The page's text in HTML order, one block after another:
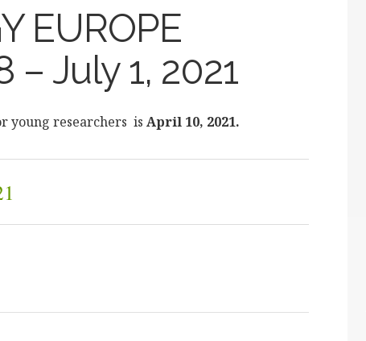
EUROPE
– July 1, 2021
young researchers is April 10, 2021.